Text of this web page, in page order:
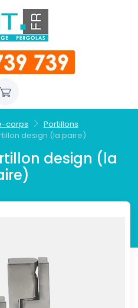
corps
Portillons
design (la paire)
design (la